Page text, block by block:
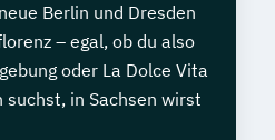
Berlin und Dresden
– egal, ob du also
oder La Dolce Vita
suchst, in Sachsen wirst